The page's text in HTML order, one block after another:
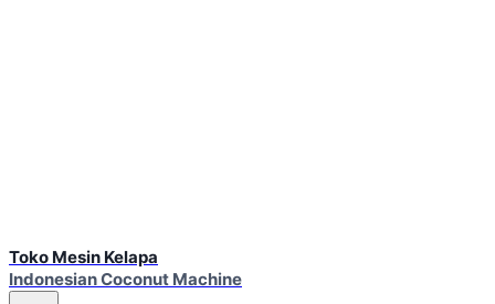
Toko Mesin Kelapa
Indonesian Coconut Machine